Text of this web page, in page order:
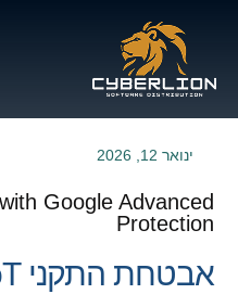
ינואר 12, 2026
Google Advanced
Protection
אבטחת התקני IoT